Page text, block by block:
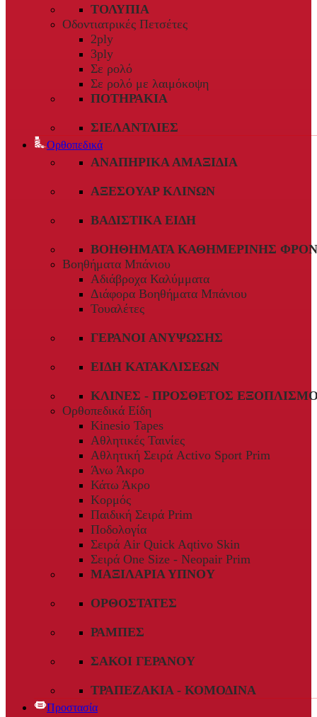
ΤΟΛΎΠΙΑ
Οδοντιατρικές Πετσέτες
2ply
3ply
Σε ρολό
Σε ρολό με λαιμόκοψη
ΠΟΤΗΡΆΚΙΑ
ΣΙΕΛΑΝΤΛΊΕΣ
Ορθοπεδικά
ΑΝΑΠΗΡΙΚΆ ΑΜΑΞΊΔΙΑ
ΑΞΕΣΟΥΆΡ ΚΛΙΝΏΝ
ΒΑΔΙΣΤΙΚΆ ΕΊΔΗ
ΒΟΗΘΉΜΑΤΑ ΚΑΘΗΜΕΡΙΝΉΣ
Βοηθήματα Μπάνιου
Αδιάβροχα Καλύμματα
Διάφορα Βοηθήματα Μπάνιου
Τουαλέτες
ΓΕΡΑΝΟΊ ΑΝΎΨΩΣΗΣ
ΕΊΔΗ ΚΑΤΑΚΛΊΣΕΩΝ
ΚΛΊΝΕΣ - ΠΡΌΣΘΕΤΟΣ
Ορθοπεδικά Είδη
Kinesio Tapes
Αθλητικές Ταινίες
Αθλητική Σειρά Activo Sport Prim
Άνω Άκρο
Κάτω Άκρο
Κορμός
Παιδική Σειρά Prim
Ποδολογία
Σειρά Air Quick Aqtivo Skin
Σειρά One Size - Neopair Prim
ΜΑΞΙΛΆΡΙΑ ΎΠΝΟΥ
ΟΡΘΟΣΤΆΤΕΣ
ΡΆΜΠΕΣ
ΣΆΚΟΙ ΓΕΡΑΝΟΎ
ΤΡΑΠΕΖΆΚΙΑ - ΚΟΜΟΔΊΝΑ
Προστασία